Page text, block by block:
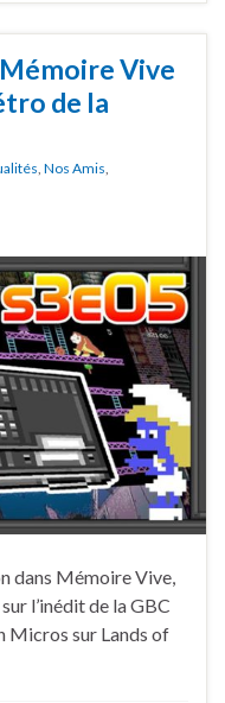
Vive
de la
Nos Amis
dans Mémoire Vive,
l’inédit de la GBC
Micros sur Lands of